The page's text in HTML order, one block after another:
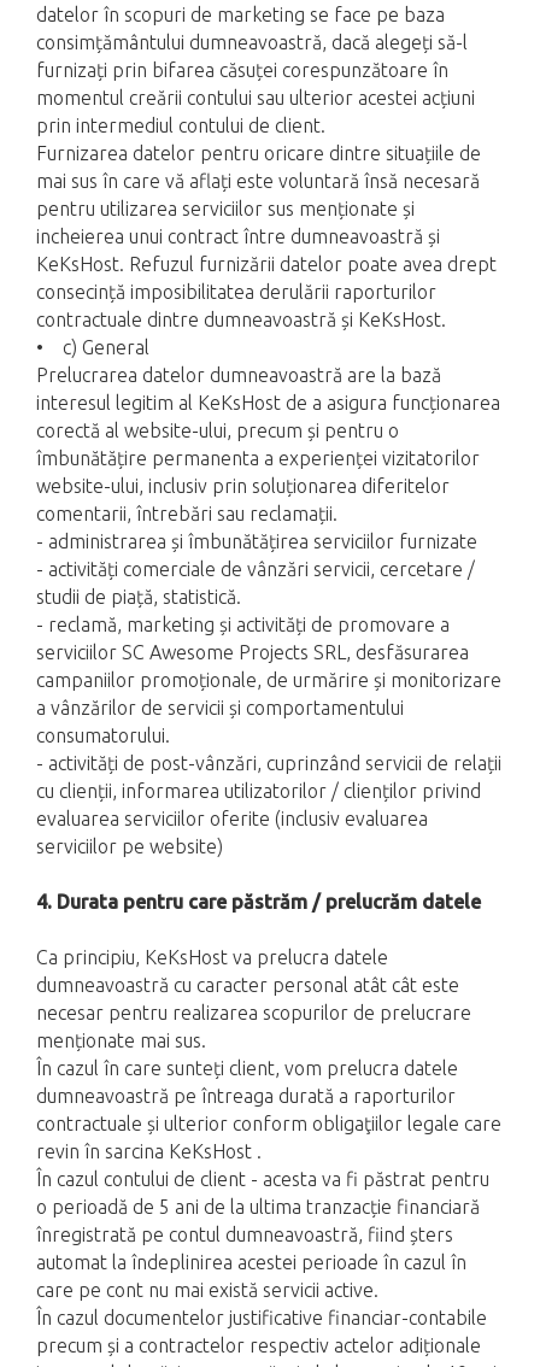
datelor în scopuri de marketing se face pe baza
consimțământului dumneavoastră, dacă alegeți să-l
furnizați prin bifarea căsuței corespunzătoare în
momentul creării contului sau ulterior acestei acțiuni
prin intermediul contului de client.
Furnizarea datelor pentru oricare dintre situațiile de
mai sus în care vă aflați este voluntară însă necesară
pentru utilizarea serviciilor sus menționate și
incheierea unui contract între dumneavoastră și
KeKsHost. Refuzul furnizării datelor poate avea drept
consecință imposibilitatea derulării raporturilor
contractuale dintre dumneavoastră și KeKsHost.
• c) General
Prelucrarea datelor dumneavoastră are la bază
interesul legitim al KeKsHost de a asigura funcționarea
corectă al website-ului, precum și pentru o
îmbunătățire permanenta a experienței vizitatorilor
website-ului, inclusiv prin soluționarea diferitelor
comentarii, întrebări sau reclamații.
- administrarea și îmbunătățirea serviciilor furnizate
- activități comerciale de vânzări servicii, cercetare /
studii de piață, statistică.
- reclamă, marketing și activități de promovare a
serviciilor SC Awesome Projects SRL, desfăsurarea
campaniilor promoționale, de urmărire și monitorizare
a vânzărilor de servicii și comportamentului
consumatorului.
- activități de post-vânzări, cuprinzând servicii de relații
cu clienții, informarea utilizatorilor / clienților privind
evaluarea serviciilor oferite (inclusiv evaluarea
serviciilor pe website)
4. Durata pentru care păstrăm / prelucrăm datele
Ca principiu, KeKsHost va prelucra datele
dumneavoastră cu caracter personal atât cât este
necesar pentru realizarea scopurilor de prelucrare
menționate mai sus.
În cazul în care sunteți client, vom prelucra datele
dumneavoastră pe întreaga durată a raporturilor
contractuale și ulterior conform obligaţiilor legale care
revin în sarcina KeKsHost .
În cazul contului de client - acesta va fi păstrat pentru
o perioadă de 5 ani de la ultima tranzacție financiară
înregistrată pe contul dumneavoastră, fiind șters
automat la îndeplinirea acestei perioade în cazul în
care pe cont nu mai există servicii active.
În cazul documentelor justificative financiar-contabile
precum și a contractelor respectiv actelor adiționale